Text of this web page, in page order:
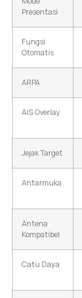
Presentasi
Fungsi
Otomatis
ARPA
AIS Overlay
Jejak Target
Antarmuka
Antena
Kompatibel
Catu Daya